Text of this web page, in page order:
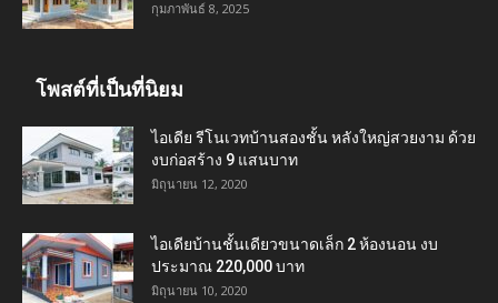
กุมภาพันธ์ 8, 2025
โพสต์ที่เป็นที่นิยม
ไอเดีย รีโนเวทบ้านสองชั้น หลังใหญ่สวยงาม ด้วย
งบก่อสร้าง 9 แสนบาท
มิถุนายน 12, 2020
ไอเดียบ้านชั้นเดียวขนาดเล็ก 2 ห้องนอน งบ
ประมาณ 220,000 บาท
มิถุนายน 10, 2020